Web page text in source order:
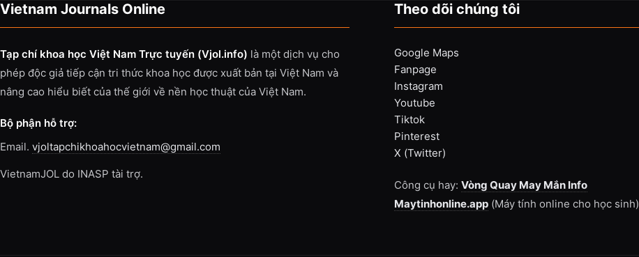
Vietnam Journals Online
Tạp chí khoa học Việt Nam Trực tuyến (Vjol.info) là một dịch vụ cho
phép độc giả tiếp cận tri thức khoa học được xuất bản tại Việt Nam và
nâng cao hiểu biết của thế giới về nền học thuật của Việt Nam.
Bộ phận hỗ trợ:
Email. vjoltapchikhoahocvietnam@gmail.com
VietnamJOL do INASP tài trợ.
Theo dõi chúng tôi
Google Maps
Fanpage
Instagram
Youtube
Tiktok
Pinterest
X (Twitter)
Công cụ hay: Vòng Quay May Mắn Info
Maytinhonline.app(Máy tính online cho học sinh)